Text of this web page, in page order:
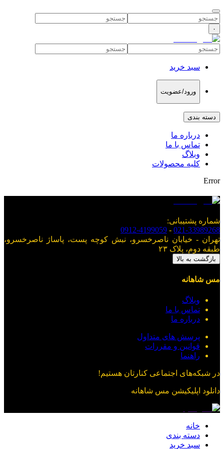
۰
سبد خرید
ورود/عضویت
دسته بندی
درباره ما
تماس با ما
وبلاگ
کلیه محصولات
Error
شماره پشتیبانی:
021-33989268
-
0912-4199059
تهران - خیابان ناصرخسرو، نبش کوچه پست، پاساژ ناصرخسرو،
طبقه دوم، پلاک ۲۳
بازگشت به بالا
مس شاهانه
وبلاگ
تماس با ما
درباره ما
پرسش های متداول
قوانین و مقررات
راهنما
در شبکه‌های اجتماعی کنارتان هستیم!
دانلود اپلیکیشن مس شاهانه
خانه
دسته بندی
سبد خرید